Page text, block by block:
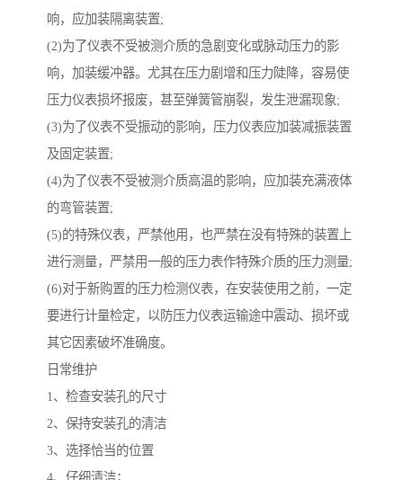
响，应加装隔离装置;
(2)为了仪表不受被测介质的急剧变化或脉动压力的影
响，加装缓冲器。尤其在压力剧增和压力陡降，容易使
压力仪表损坏报废，甚至弹簧管崩裂，发生泄漏现象;
(3)为了仪表不受振动的影响，压力仪表应加装减振装置
及固定装置;
(4)为了仪表不受被测介质高温的影响，应加装充满液体
的弯管装置;
(5)的特殊仪表，严禁他用，也严禁在没有特殊的装置上
进行测量，严禁用一般的压力表作特殊介质的压力测量;
(6)对于新购置的压力检测仪表，在安装使用之前，一定
要进行计量检定，以防压力仪表运输途中震动、损坏或
其它因素破坏准确度。
日常维护
1、检查安装孔的尺寸
2、保持安装孔的清洁
3、选择恰当的位置